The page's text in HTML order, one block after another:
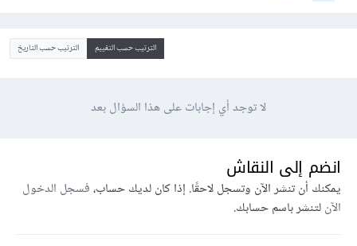
الترتيب حسب التقييم الترتيب حسب التاريخ
لا توجد أي إجابات على هذا السؤال بعد
انضم إلى النقاش
يمكنك أن تنشر الآن وتسجل لاحقًا. إذا كان لديك حساب،فسجل الدخول
الآنلتنشر باسم حسابك.